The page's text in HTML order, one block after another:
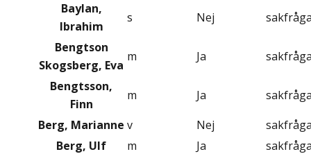
Baylan,
Ibrahim
s Nej
Bengtson
Skogsberg, Eva
m Ja
Bengtsson,
Finn
m Ja
Berg, Marianne v Nej
Berg, Ulf
m Ja